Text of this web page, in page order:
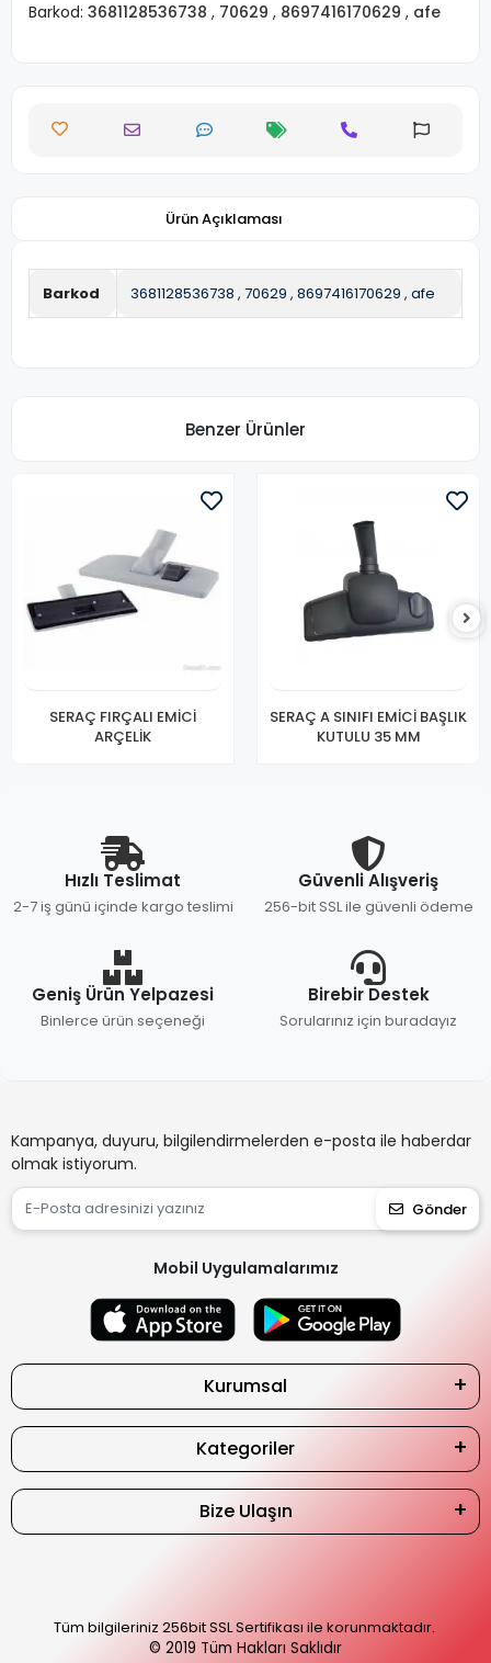
Barkod: 3681128536738 , 70629 , 8697416170629 , afe
Ürün Açıklaması
Barkod 3681128536738 , 70629 , 8697416170629 , afe
Benzer Ürünler
SERAÇ FIRÇALI EMİCİ
ARÇELİK
SERAÇ A SINIFI EMİCİ BAŞLIK
KUTULU 35 MM
Hızlı Teslimat
2-7 iş günü içinde kargo teslimi
Güvenli Alışveriş
256-bit SSL ile güvenli ödeme
Geniş Ürün Yelpazesi
Binlerce ürün seçeneği
Birebir Destek
Sorularınız için buradayız
Kampanya, duyuru, bilgilendirmelerden e-posta ile haberdar
olmak istiyorum.
Gönder
Mobil Uygulamalarımız
Kurumsal
Kategoriler
Bize Ulaşın
Tüm bilgileriniz 256bit SSL Sertifikası ile korunmaktadır.
© 2019 Tüm Hakları Saklıdır